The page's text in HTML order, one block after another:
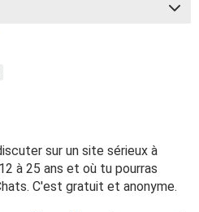
sur un site sérieux à
à 25 ans et où tu pourras
C'est gratuit et anonyme.